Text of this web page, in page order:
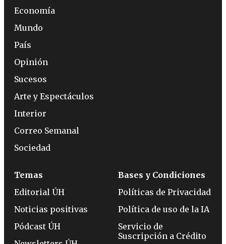
Economía
Mundo
País
Opinión
Sucesos
Arte y Espectáculos
Interior
Correo Semanal
Sociedad
Temas
Editorial ÚH
Noticias positivas
Pódcast ÚH
Bases y Condiciones
Políticas de Privacidad
Política de uso de la IA
Servicio de
Suscripción a Crédito